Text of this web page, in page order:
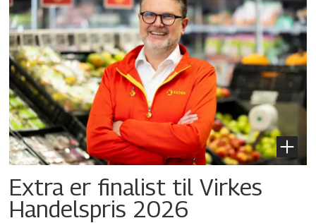
Extra er finalist til Virkes
Handelspris 2026